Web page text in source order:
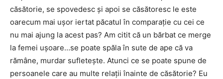
căsătorie, se spovedesc şi apoi se căsătoresc le este
oarecum mai uşor iertat păcatul în comparaţie cu cei ce
nu mai ajung la acest pas? Am citit că un bărbat ce merge
la femei uşoare…se poate spăla în sute de ape că va
rămâne, murdar sufleteşte. Atunci ce se poate spune de
persoanele care au multe relaţii înainte de căsătorie? Eu